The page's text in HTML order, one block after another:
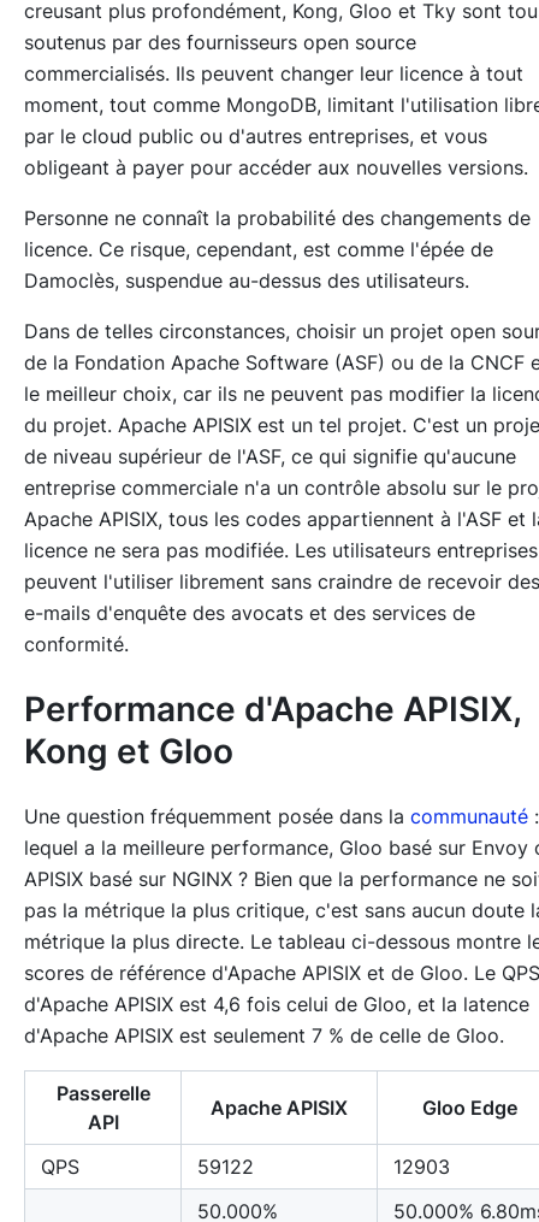
creusant plus profondément, Kong, Gloo et Tky sont
soutenus par des fournisseurs open source
commercialisés. Ils peuvent changer leur licence à tout
moment, tout comme MongoDB, limitant l'utilisation
par le cloud public ou d'autres entreprises, et vous
obligeant à payer pour accéder aux nouvelles versions.
Personne ne connaît la probabilité des changements de
licence. Ce risque, cependant, est comme l'épée de
Damoclès, suspendue au-dessus des utilisateurs.
Dans de telles circonstances, choisir un projet open
de la Fondation Apache Software (ASF) ou de la CNCF
le meilleur choix, car ils ne peuvent pas modifier la
du projet. Apache APISIX est un tel projet. C'est un
de niveau supérieur de l'ASF, ce qui signifie qu'aucune
entreprise commerciale n'a un contrôle absolu sur le
Apache APISIX, tous les codes appartiennent à l'ASF et
licence ne sera pas modifiée. Les utilisateurs entreprises
peuvent l'utiliser librement sans craindre de recevoir des
e-mails d'enquête des avocats et des services de
conformité.
Performance d'Apache APISIX,
Kong et Gloo
Une question fréquemment posée dans la communauté :
lequel a la meilleure performance, Gloo basé sur Envoy
APISIX basé sur NGINX ? Bien que la performance ne
pas la métrique la plus critique, c'est sans aucun doute
métrique la plus directe. Le tableau ci-dessous montre
scores de référence d'Apache APISIX et de Gloo. Le QPS
d'Apache APISIX est 4,6 fois celui de Gloo, et la latence
d'Apache APISIX est seulement 7 % de celle de Gloo.
Passerelle
API
Apache APISIX Gloo Edge
QPS 59122 12903
50.000%
50.000%